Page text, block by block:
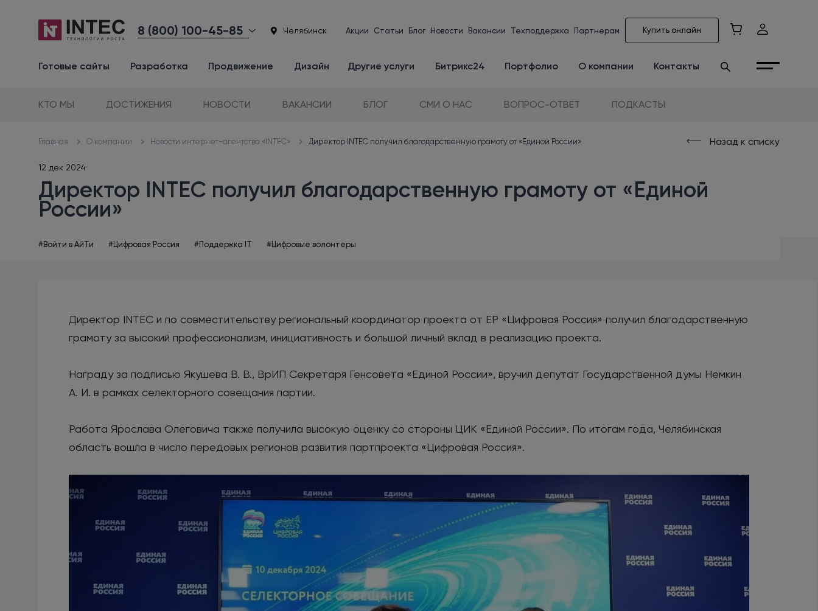
8 (800) 100-45-85 Челябинск Акции Статьи Блог Новости Вакансии Техподдержка Партнерам Купить онлайн
Готовые сайты Разработка Продвижение Дизайн Другие услуги Битрикс24 Портфолио О компании Контакты
КТО МЫ ДОСТИЖЕНИЯ НОВОСТИ ВАКАНСИИ БЛОГ СМИ О НАС ВОПРОС-ОТВЕТ ПОДКАСТЫ
Главная О компании Новости интернет-агентства «INTEC» Директор INTEC получил благодарственную грамоту от «Единой России» Назад к списку
12 дек 2024
Директор INTEC получил благодарственную грамоту от «Единой
России»
#Войти в АйТи #Цифровая Россия #Поддержка IT #Цифровые волонтеры
Директор INTEC и по совместительству региональный координатор проекта от ЕР «Цифровая Россия» получил благодарственную
грамоту за высокий профессионализм, инициативность и большой личный вклад в реализацию проекта.
Награду за подписью Якушева В. В., ВрИП Секретаря Генсовета «Единой России», вручил депутат Государственной думы Немкин
А. И. в рамках селекторного совещания партии.
Работа Ярослава Олеговича также получила высокую оценку со стороны ЦИК «Единой России». По итогам года, Челябинская
область вошла в число передовых регионов развития партпроекта «Цифровая Россия».